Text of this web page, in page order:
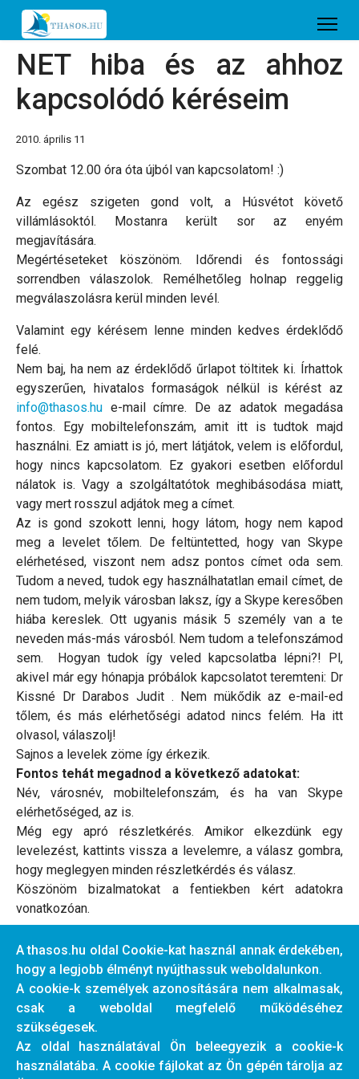
NET hiba és az ahhoz
kapcsolódó kéréseim
2010. április 11
Szombat 12.00 óra óta újból van kapcsolatom! :)
Az egész szigeten gond volt, a Húsvétot követő
villámlásoktól. Mostanra került sor az enyém
megjavítására.
Megértéseteket köszönöm. Időrendi és fontossági
sorrendben válaszolok. Remélhetőleg holnap reggelig
megválaszolásra kerül minden levél.
Valamint egy kérésem lenne minden kedves érdeklődő
felé.
Nem baj, ha nem az érdeklődő űrlapot töltitek ki. Írhattok
egyszerűen, hivatalos formaságok nélkül is kérést az
info@thasos.hu e-mail címre. De az adatok megadása
fontos. Egy mobiltelefonszám, amit itt is tudtok majd
használni. Ez amiatt is jó, mert látjátok, velem is előfordul,
hogy nincs kapcsolatom. Ez gyakori esetben előfordul
nálatok is. Vagy a szolgáltatótok meghibásodása miatt,
vagy mert rosszul adjátok meg a címet.
Az is gond szokott lenni, hogy látom, hogy nem kapod
meg a levelet tőlem. De feltüntetted, hogy van Skype
elérhetésed, viszont nem adsz pontos címet oda sem.
Tudom a neved, tudok egy használhatatlan email címet, de
nem tudom, melyik városban laksz, így a Skype keresőben
hiába kereslek. Ott ugyanis másik 5 személy van a te
neveden más-más városból. Nem tudom a telefonszámod
sem. Hogyan tudok így veled kapcsolatba lépni?! Pl,
akivel már egy hónapja próbálok kapcsolatot teremteni: Dr
Kissné Dr Darabos Judit . Nem mükődik az e-mail-ed
tőlem, és más elérhetőségi adatod nincs felém. Ha itt
olvasol, válaszolj!
Sajnos a levelek zöme így érkezik.
Fontos tehát megadnod a következő adatokat:
Név, városnév, mobiltelefonszám, és ha van Skype
elérhetőséged, az is.
Még egy apró részletkérés. Amikor elkezdünk egy
levelezést, kattints vissza a levelemre, a válasz gombra,
hogy meglegyen minden részletkérdés és válasz.
Köszönöm bizalmatokat a fentiekben kért adatokra
vonatkozóan.
info@thasos.hu
Előző cikk: Új közlekedési lehetőségek 2016-ban
Előző
A thasos.hu oldal Cookie-kat használ annak érdekében,
hogy a legjobb élményt nyújthassuk weboldalunkon.
A cookie-k személyek azonosítására nem alkalmasak,
csak a weboldal megfelelő működéséhez
szükségesek.
Az oldal használatával Ön beleegyezik a cookie-k
használatába. A cookie fájlokat az Ön gépén tárolja az